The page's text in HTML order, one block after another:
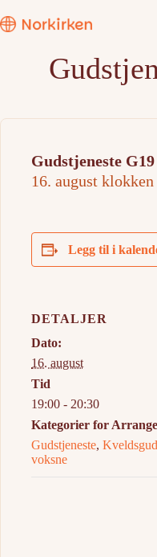
til
innholdet
Gudstjeneste G19
16. august
Legg til i
DETALJER
Dato:
16. august
Tid
19:00 - 20:30
Kategorier for
Gudstjeneste,
voksne